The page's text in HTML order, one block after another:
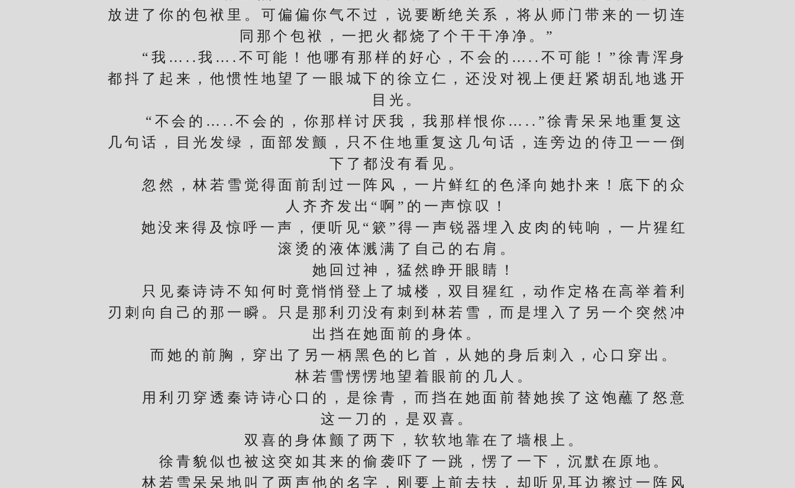
放进了你的包袱里。可偏偏你气不过，说要断绝关系，将从师门带来的一切连
同那个包袱，一把火都烧了个干干净净。”
“我…..我….不可能！他哪有那样的好心，不会的…..不可能！”徐青浑身
都抖了起来，他惯性地望了一眼城下的徐立仁，还没对视上便赶紧胡乱地逃开
目光。
“不会的…..不会的，你那样讨厌我，我那样恨你…..”徐青呆呆地重复这
几句话，目光发绿，面部发颤，只不住地重复这几句话，连旁边的侍卫一一倒
下了都没有看见。
忽然，林若雪觉得面前刮过一阵风，一片鲜红的色泽向她扑来！底下的众
人齐齐发出“啊”的一声惊叹！
她没来得及惊呼一声，便听见“簌”得一声锐器埋入皮肉的钝响，一片猩红
滚烫的液体溅满了自己的右肩。
她回过神，猛然睁开眼睛！
只见秦诗诗不知何时竟悄悄登上了城楼，双目猩红，动作定格在高举着利
刃刺向自己的那一瞬。只是那利刃没有刺到林若雪，而是埋入了另一个突然冲
出挡在她面前的身体。
而她的前胸，穿出了另一柄黑色的匕首，从她的身后刺入，心口穿出。
林若雪愣愣地望着眼前的几人。
用利刃穿透秦诗诗心口的，是徐青，而挡在她面前替她挨了这饱蘸了怒意
这一刀的，是双喜。
双喜的身体颤了两下，软软地靠在了墙根上。
徐青貌似也被这突如其来的偷袭吓了一跳，愣了一下，沉默在原地。
林若雪呆呆地叫了两声他的名字，刚要上前去扶，却听见耳边擦过一阵风